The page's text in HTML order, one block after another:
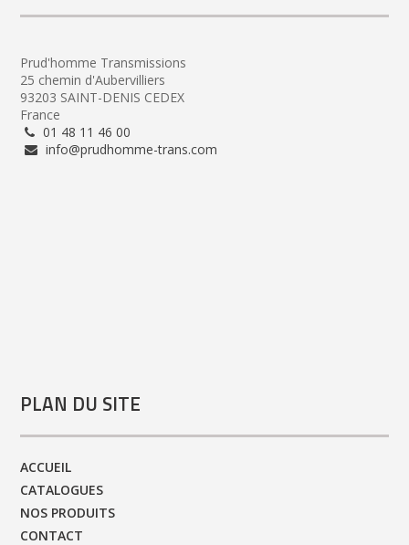
Prud'homme Transmissions
25 chemin d'Aubervilliers
93203 SAINT-DENIS CEDEX
France
01 48 11 46 00
info@prudhomme-trans.com
PLAN DU SITE
ACCUEIL
CATALOGUES
NOS PRODUITS
CONTACT